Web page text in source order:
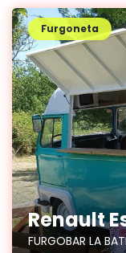
Renault
FURGOBAR LA
Furgoneta